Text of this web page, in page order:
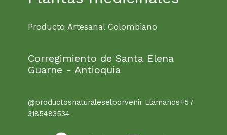
Producto Artesanal Colombiano
Corregimiento de Santa Elena
Guarne - Antioquia
@productosnaturaleselporvenir Llámanos+57
3185483534